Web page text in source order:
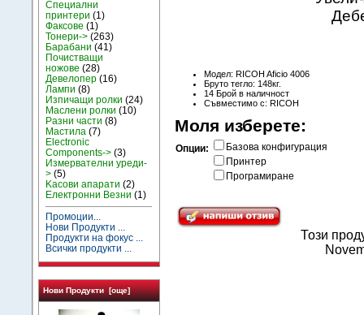
Специални
принтери (1)
Факсове (1)
Тонери-> (263)
Барабани (41)
Почистващи
ножове (28)
Девелопер (16)
Лампи (8)
Изпичащи ролки (24)
Маслени ролки (10)
Разни части (8)
Мастила (7)
Electronic
Components-> (3)
Измервателни уреди-
> (5)
Kасови апарати (2)
Електронни Везни (1)
Промоции...
Нови Продукти ...
Продукти на фокус ...
Всички продукти ...
Нови Продукти [още]
Модел: RICOH Aficio 4006
Бруто тегло: 148кг.
14 Брой в наличност
Съвместимо с: RICOH
Моля изберете:
Опции:
Базова конфигурация
Принтер
Програмиране
Този